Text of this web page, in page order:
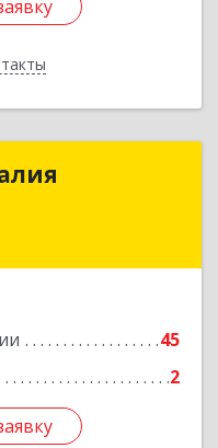
45
2
Наталия
Подробнее